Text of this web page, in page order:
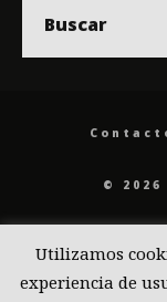
©
Utilizamos
experiencia de